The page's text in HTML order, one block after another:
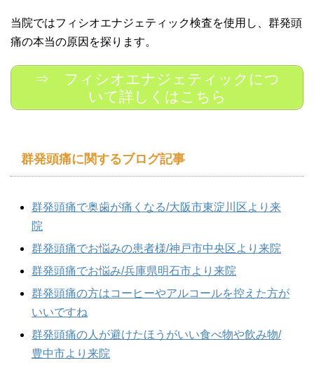
当院ではフィシオエナジェティック検査を使用し、群発頭
痛の本当の原因を探ります。
⇒ フィシオエナジェティックにつ
いて詳しくはこちら
群発頭痛に関するブログ記事
群発頭痛で奥歯が痛くなる/大阪市東淀川区より来
院
群発頭痛でお悩みの患者様/神戸市中央区より来院
群発頭痛でお悩み/兵庫県明石市より来院
群発頭痛の方はコーヒーやアルコールを控えた方が
いいですね
群発頭痛の人が避けたほうがいい食べ物や飲み物/
豊中市より来院